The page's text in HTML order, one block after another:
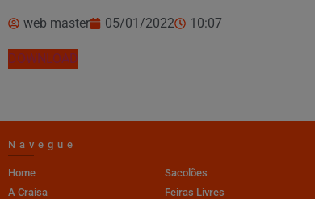
web master 05/01/2022 10:07
DOWNLOAD
Navegue
Home
A Craisa
Sacolões
Feiras Livres